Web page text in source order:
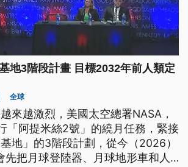
地3階段計畫 目標2032年前人類定
全球
來越激烈，美國太空總署NASA，
「阿提米絲2號」的繞月任務，緊接
地」的3階段計劃，從今（2026）
把月球登陸器、月球地形車和人